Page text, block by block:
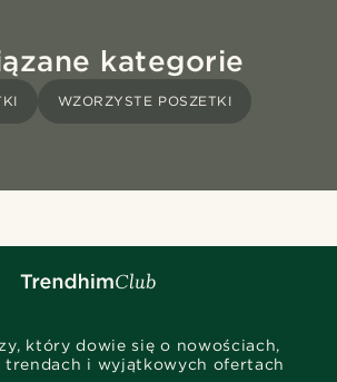
kategorie
WZORZYSTE POSZETKI
który dowie się o nowościach,
trendach i wyjątkowych ofertach